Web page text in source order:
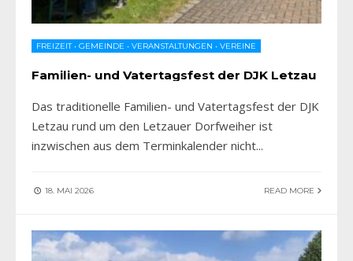
FREIZEIT• GEMEINDE • VERANSTALTUNGEN • VEREINE
Familien- und Vatertagsfest der DJK Letzau
Das traditionelle Familien- und Vatertagsfest der DJK
Letzau rund um den Letzauer Dorfweiher ist
inzwischen aus dem Terminkalender nicht...
18. MAI 2026 READ MORE